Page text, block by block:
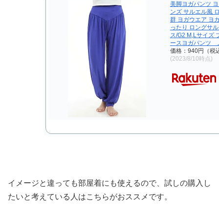
美脚ヨガパンツ
ンズ サルエル風
群 ヨガウエア ヨ
ったり ロングサ
ス/G2 M,Lサイズ
ースヨガパンツ
価格：940円（税
(2023/8/10時点)
イメージと違っても部屋着にも使えるので、試しの購入し
たいと考えている人はこちらがおススメです。